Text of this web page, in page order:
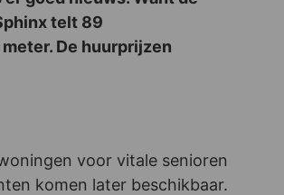
telt 89
De huurprijzen
voor vitale senioren
komen later beschikbaar.